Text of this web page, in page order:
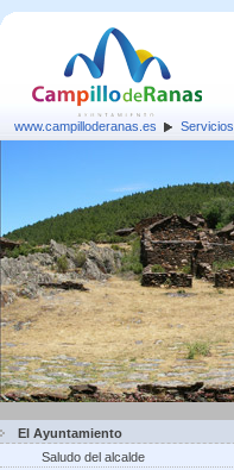
www.campilloderanas.es Servicios
El Ayuntamiento
Saludo del alcalde